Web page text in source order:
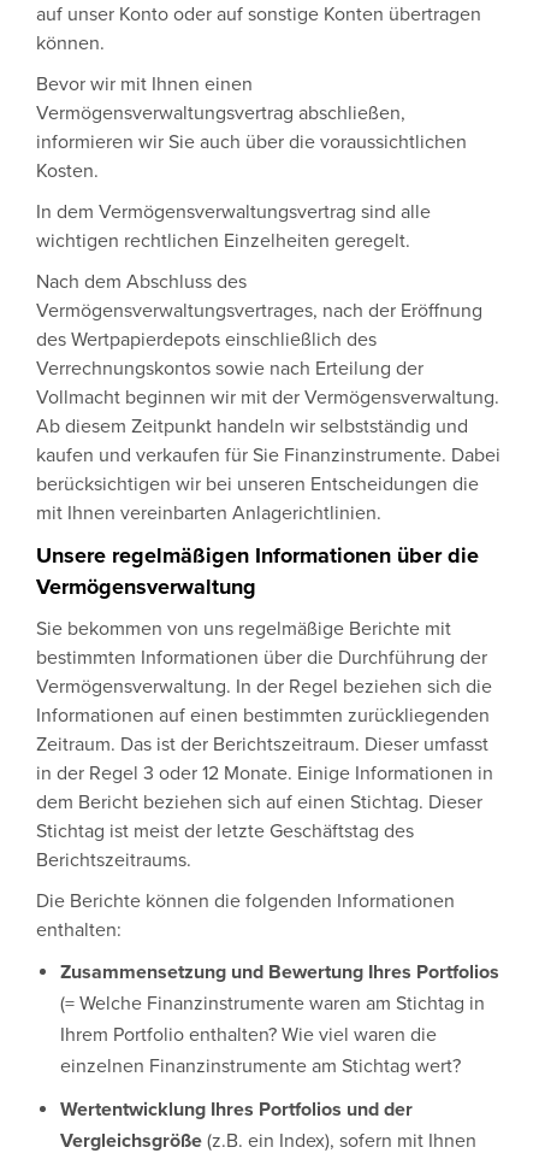
auf unser Konto oder auf sonstige Konten übertragen
können.
Bevor wir mit Ihnen einen
Vermögensverwaltungsvertrag abschließen,
informieren wir Sie auch über die voraussichtlichen
Kosten.
In dem Vermögensverwaltungsvertrag sind alle
wichtigen rechtlichen Einzelheiten geregelt.
Nach dem Abschluss des
Vermögensverwaltungsvertrages, nach der Eröffnung
des Wertpapierdepots einschließlich des
Verrechnungskontos sowie nach Erteilung der
Vollmacht beginnen wir mit der Vermögensverwaltung.
Ab diesem Zeitpunkt handeln wir selbstständig und
kaufen und verkaufen für Sie Finanzinstrumente. Dabei
berücksichtigen wir bei unseren Entscheidungen die
mit Ihnen vereinbarten Anlagerichtlinien.
Unsere regelmäßigen Informationen über die
Vermögensverwaltung
Sie bekommen von uns regelmäßige Berichte mit
bestimmten Informationen über die Durchführung der
Vermögensverwaltung. In der Regel beziehen sich die
Informationen auf einen bestimmten zurückliegenden
Zeitraum. Das ist der Berichtszeitraum. Dieser umfasst
in der Regel 3 oder 12 Monate. Einige Informationen in
dem Bericht beziehen sich auf einen Stichtag. Dieser
Stichtag ist meist der letzte Geschäftstag des
Berichtszeitraums.
Die Berichte können die folgenden Informationen
enthalten:
Zusammensetzung und Bewertung Ihres Portfolios
(= Welche Finanzinstrumente waren am Stichtag in
Ihrem Portfolio enthalten? Wie viel waren die
einzelnen Finanzinstrumente am Stichtag wert?
Wertentwicklung Ihres Portfolios und der
Vergleichsgröße (z.B. ein Index), sofern mit Ihnen